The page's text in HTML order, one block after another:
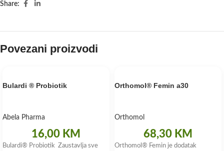
Share:
Povezani proizvodi
Bulardi ® Probiotik
Abela Pharma
16,00 KM
Bulardi® Probiotik Zaustavlja sve
Orthomol® Femin a30
Orthomol
68,30 KM
Orthomol® Femin je dodatak